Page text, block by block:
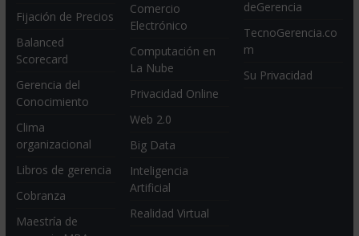
Fijación de Precios
Balanced
Scorecard
Gerencia del
Conocimiento
Clima
organizacional
Libros de gerencia
Cobranza
Maestría de
Comercio
Electrónico
Computación en
La Nube
Privacidad Online
Web 2.0
Big Data
Inteligencia
Artificial
Realidad Virtual
deGerencia
TecnoGerencia.co
m
Su Privacidad